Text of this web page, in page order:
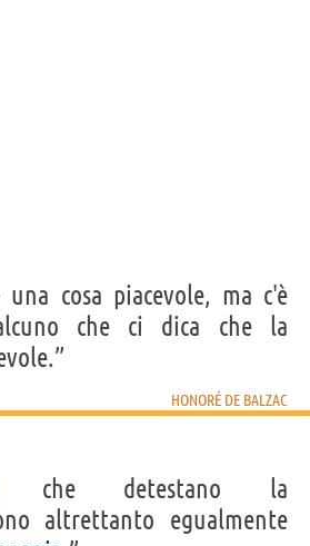
una cosa piacevole, ma c'è
che ci dica che la
HONORÉ DE BALZAC
detestano la
altrettanto egualmente